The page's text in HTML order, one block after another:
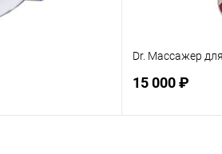
Dr. Массажер
15 000 ₽